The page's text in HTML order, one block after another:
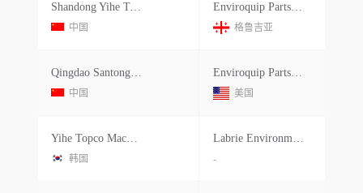
Shandong Yihe Topco Machinery Manuf
中国
Enviroquip Parts,llc
格鲁吉亚
Qingdao Santong Machinery Co.ltd.
中国
Enviroquip Parts Llc
美国
Yihe Topco Machinery Manufacture
韩国
Labrie Environmental Group Ulc
-